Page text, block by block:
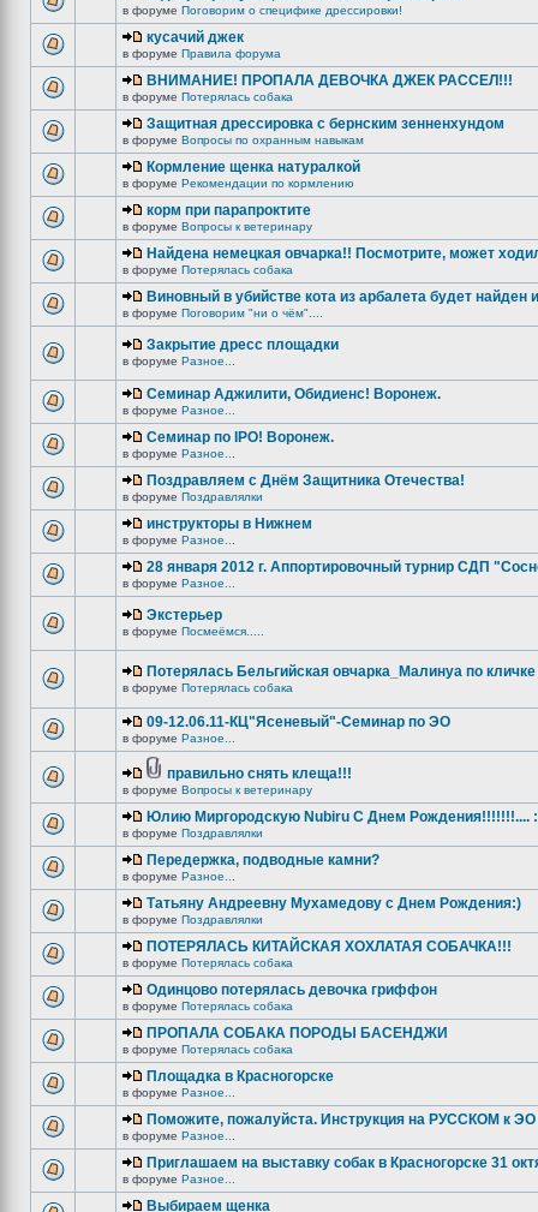
в форуме Поговорим о специфике дрессировки!
кусачий джек
в форуме Правила форума
ВНИМАНИЕ! ПРОПАЛА ДЕВОЧКА ДЖЕК РАССЕЛ!!!
в форуме Потерялась собака
Защитная дрессировка с бернским зенненхундом
в форуме Вопросы по охранным навыкам
Кормление щенка натуралкой
в форуме Рекомендации по кормлению
корм при парапроктите
в форуме Вопросы к ветеринару
Найдена немецкая овчарка!! Посмотрите, может
в форуме Потерялась собака
Виновный в убийстве кота из арбалета будет найден
в форуме Поговорим "ни о чём"....
Закрытие дресс площадки
в форуме Разное...
Семинар Аджилити, Обидиенс! Воронеж.
в форуме Разное...
Семинар по IPO! Воронеж.
в форуме Разное...
Поздравляем с Днём Защитника Отечества!
в форуме Поздравлялки
инструкторы в Нижнем
в форуме Разное...
28 января 2012 г. Аппортировочный турнир СДП
в форуме Разное...
Экстерьер
в форуме Посмеёмся.....
Потерялась Бельгийская овчарка_Малинуа по
в форуме Потерялась собака
09-12.06.11-КЦ"Ясеневый"-Семинар по ЭО
в форуме Разное...
правильно снять клеща!!!
в форуме Вопросы к ветеринару
Юлию Миргородскую Nubiru С Днем Рождения!!!!!!!....
в форуме Поздравлялки
Передержка, подводные камни?
в форуме Разное...
Татьяну Андреевну Мухамедову с Днем Рождения:)
в форуме Поздравлялки
ПОТЕРЯЛАСЬ КИТАЙСКАЯ ХОХЛАТАЯ СОБАЧКА!!!
в форуме Потерялась собака
Одинцово потерялась девочка гриффон
в форуме Потерялась собака
ПРОПАЛА СОБАКА ПОРОДЫ БАСЕНДЖИ
в форуме Потерялась собака
Площадка в Красногорске
в форуме Разное...
Поможите, пожалуйста. Инструкция на РУССКОМ к ЭО
в форуме Разное...
Приглашаем на выставку собак в Красногорске 31
в форуме Разное...
Выбираем щенка